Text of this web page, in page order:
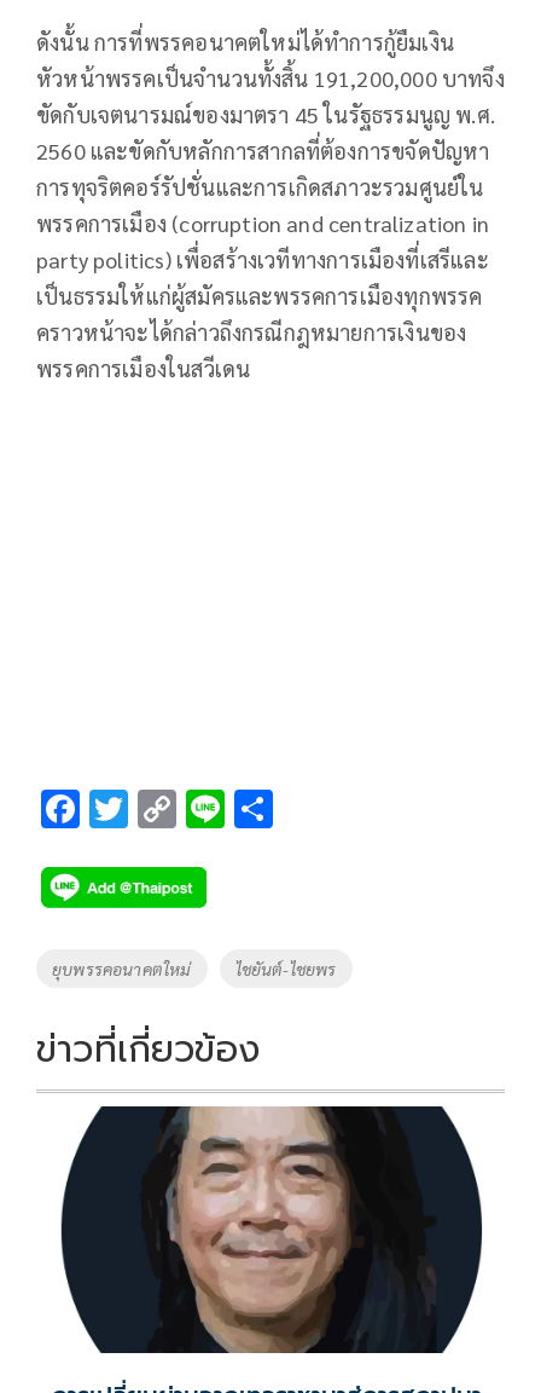
ดังนั้น การที่พรรคอนาคตใหม่ได้ทำการกู้ยืมเงิน
หัวหน้าพรรคเป็นจำนวนทั้งสิ้น 191,200,000 บาทจึง
ขัดกับเจตนารมณ์ของมาตรา 45 ในรัฐธรรมนูญ พ.ศ.
2560 และขัดกับหลักการสากลที่ต้องการขจัดปัญหา
การทุจริตคอร์รัปชั่นและการเกิดสภาวะรวมศูนย์ใน
พรรคการเมือง (corruption and centralization in
party politics) เพื่อสร้างเวทีทางการเมืองที่เสรีและ
เป็นธรรมให้แก่ผู้สมัครและพรรคการเมืองทุกพรรค
คราวหน้าจะได้กล่าวถึงกรณีกฎหมายการเงินของ
พรรคการเมืองในสวีเดน
F
e
b
o
k
T
tt
er
C
p
y
Li
k
Li
Tags
ยุบพรรคอนาคตใหม่ ไชยันต์-ไชยพร
ข่าวที่เกี่ยวข้อง